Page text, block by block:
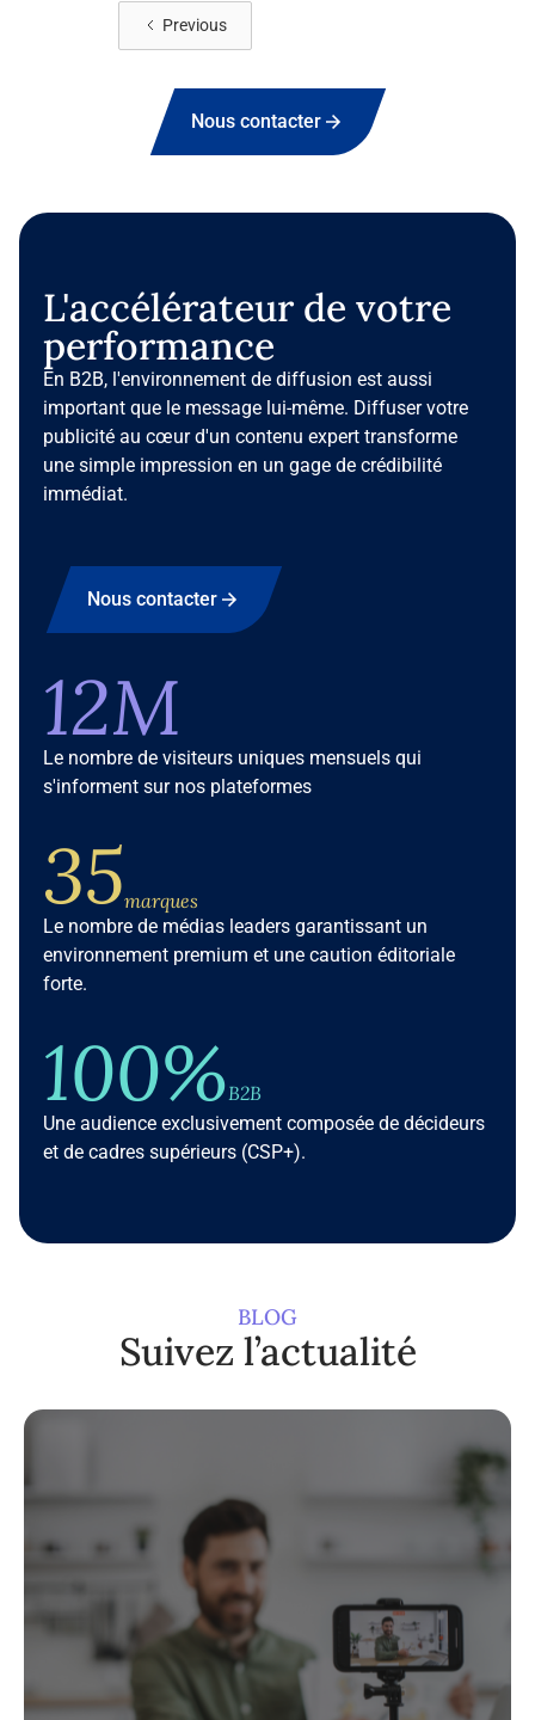
Previous
Nous contacter
L'accélérateur de votre
performance
En B2B, l'environnement de diffusion est aussi
important que le message lui-même. Diffuser votre
publicité au cœur d'un contenu expert transforme
une simple impression en un gage de crédibilité
immédiat.
Nous contacter
12M
Le nombre de visiteurs uniques mensuels qui
s'informent sur nos plateformes
35marques
Le nombre de médias leaders garantissant un
environnement premium et une caution éditoriale
forte.
100%B2B
Une audience exclusivement composée de décideurs
et de cadres supérieurs (CSP+).
BLOG
Suivez l’actualité